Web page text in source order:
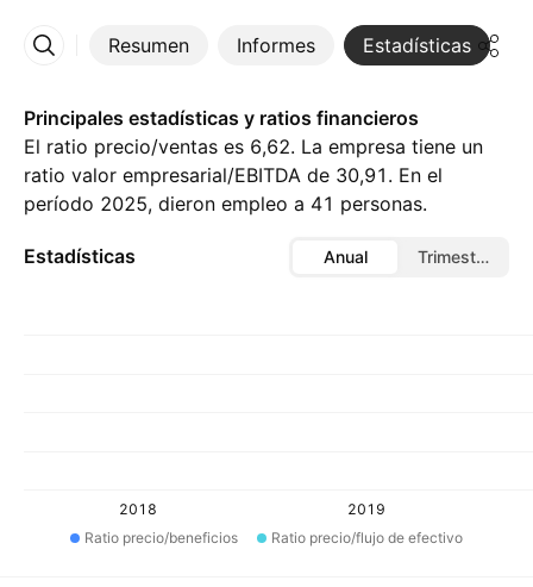
Resumen Informes Estadísticas
Más
Principales estadísticas y ratios financieros
El ratio precio/ventas es 6,62. La empresa tiene un
ratio valor empresarial/EBITDA de 30,91. En el
período 2025, dieron empleo a 41 personas.
Estadísticas Anual Trimestral
2018
2019
Ratio precio/beneficios
Ratio precio/flujo de efectivo